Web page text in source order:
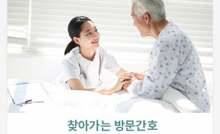
찾아가는 방문간호